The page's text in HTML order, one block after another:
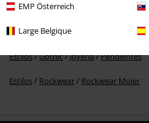
EMP Österreich
Large Belgique
Estilos Gothic Gothic Mujer
Marcas Ropa Joyería
Estilos Gothic Joyería Pendientes
Estilos Rockwear Rockwear Mujer